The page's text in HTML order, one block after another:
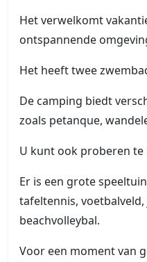
Het verwelkomt
ontspannende
Het heeft twee
De camping biedt
zoals petanque,
U kunt ook proberen te
Er is een grote
tafeltennis,
beachvolleybal.
Voor een moment van